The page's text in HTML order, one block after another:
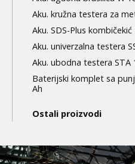
Aku. kružna testera za
Aku. SDS-Plus
Aku. univerzalna testera
Aku. ubodna testera STA
Baterijski komplet sa
Ah
Ostali proizvodi